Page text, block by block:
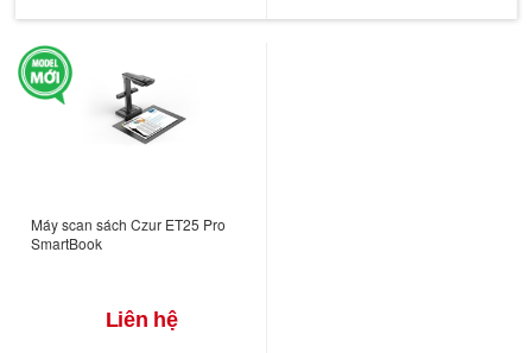
Máy scan sách Czur ET25 Pro
SmartBook
Liên hệ